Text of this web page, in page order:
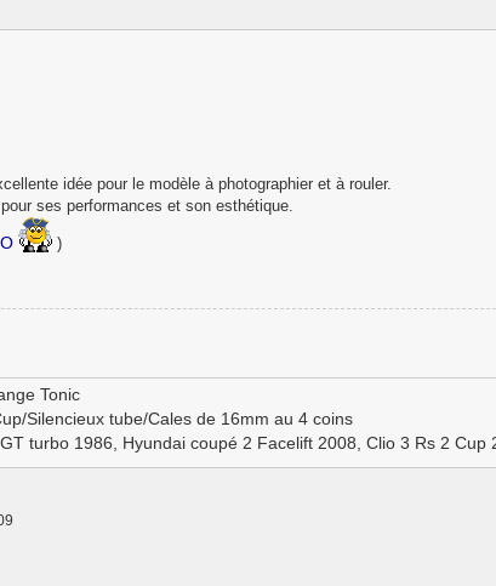
idée pour le modèle à photographier et à rouler.
ses performances et son esthétique.
)
Tonic
Silencieux tube/Cales de 16mm au 4 coins
turbo 1986, Hyundai coupé 2 Facelift 2008, Clio 3 Rs 2 Cup